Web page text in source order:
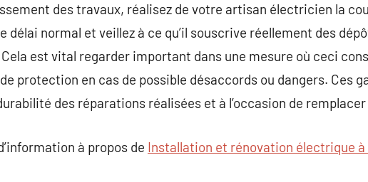
des travaux, réalisez de votre artisan électricien la
délai normal et veillez à ce qu’il souscrive réellement des
Cela est vital regarder important dans une mesure où ceci
protection en cas de possible désaccords ou dangers. Ces
des réparations réalisées et à l’occasion de
à propos de Installation et rénovation électrique à